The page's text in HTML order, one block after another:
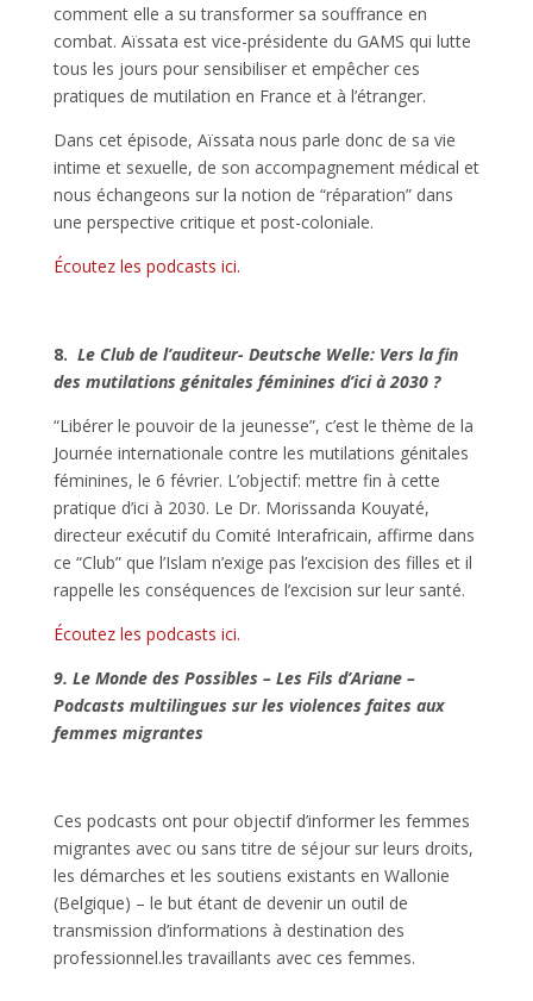
comment elle a su transformer sa souffrance en
combat. Aïssata est vice-présidente du GAMS qui lutte
tous les jours pour sensibiliser et empêcher ces
pratiques de mutilation en France et à l’étranger.
Dans cet épisode, Aïssata nous parle donc de sa vie
intime et sexuelle, de son accompagnement médical et
nous échangeons sur la notion de “réparation” dans
une perspective critique et post-coloniale.
Écoutez les podcasts ici.
8. Le Club de l’auditeur- Deutsche Welle: Vers la fin
des mutilations génitales féminines d’ici à 2030 ?
“Libérer le pouvoir de la jeunesse”, c’est le thème de la
Journée internationale contre les mutilations génitales
féminines, le 6 février. L’objectif: mettre fin à cette
pratique d’ici à 2030. Le Dr. Morissanda Kouyaté,
directeur exécutif du Comité Interafricain, affirme dans
ce “Club” que l’Islam n’exige pas l’excision des filles et il
rappelle les conséquences de l’excision sur leur santé.
Écoutez les podcasts ici.
9. Le Monde des Possibles – Les Fils d’Ariane –
Podcasts multilingues sur les violences faites aux
femmes migrantes
Ces podcasts ont pour objectif d’informer les femmes
migrantes avec ou sans titre de séjour sur leurs droits,
les démarches et les soutiens existants en Wallonie
(Belgique) – le but étant de devenir un outil de
transmission d’informations à destination des
professionnel.les travaillants avec ces femmes.